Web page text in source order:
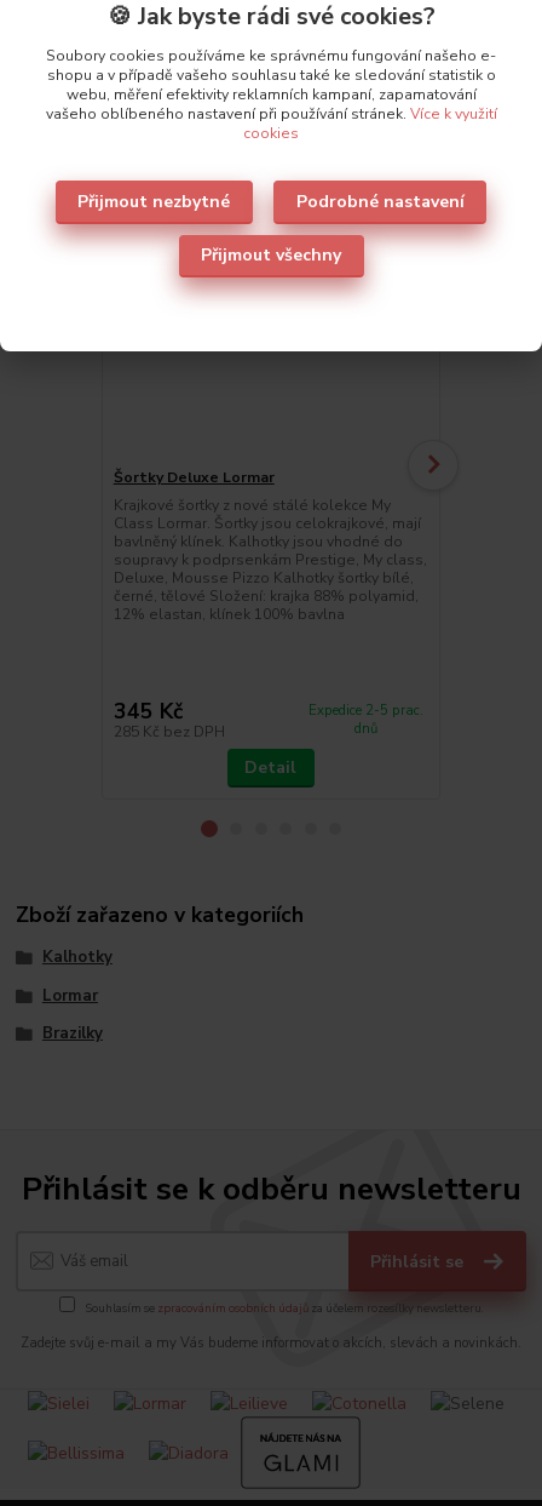
Také doporučujeme 6
Šortky Deluxe Lormar
Krajkové šortky z nové stálé kolekce My
Class Lormar. Šortky jsou celokrajkové, mají
bavlněný klínek. Kalhotky jsou vhodné do
soupravy k podprsenkám Prestige, My class,
Deluxe, Mousse Pizzo Kalhotky šortky bílé,
černé, tělové Složení: krajka 88% polyamid,
12% elastan, klínek 100% bavlna
345 Kč
285 Kč bez DPH
Expedice 2-5 prac.
dnů
Detail
Zboží zařazeno v kategoriích
Kalhotky
Lormar
Brazilky
Přihlásit se k odběru newsletteru
Přihlásit se
Souhlasím se zpracováním osobních údajů za účelem rozesílky newsletteru.
Zadejte svůj e-mail a my Vás budeme informovat o akcích, slevách a novinkách.
🍪 Jak byste rádi své cookies?
Soubory cookies používáme ke správnému fungování našeho e-
shopu a v případě vašeho souhlasu také ke sledování statistik o
webu, měření efektivity reklamních kampaní, zapamatování
vašeho oblíbeného nastavení při používání stránek. Více k využití
cookies
Přijmout nezbytné Podrobné nastavení
Přijmout všechny